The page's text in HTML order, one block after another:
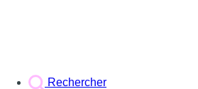
Rechercher